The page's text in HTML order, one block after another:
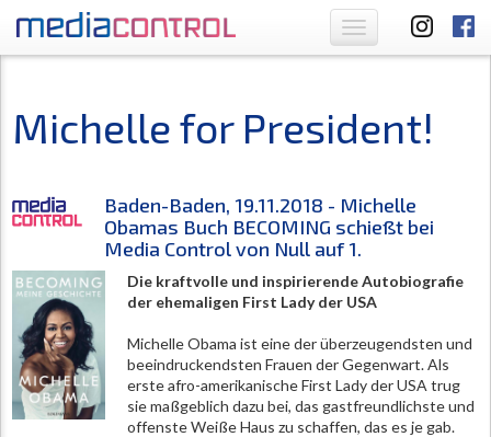
Toggle
navigation
Michelle for President!
Baden-Baden, 19.11.2018 - Michelle
Obamas Buch BECOMING schießt bei
Media Control von Null auf 1.
Die kraftvolle und inspirierende Autobiografie
der ehemaligen First Lady der USA
Michelle Obama ist eine der überzeugendsten und
beeindruckendsten Frauen der Gegenwart. Als
erste afro-amerikanische First Lady der USA trug
sie maßgeblich dazu bei, das gastfreundlichste und
offenste Weiße Haus zu schaffen, das es je gab.